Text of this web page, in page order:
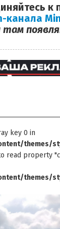
к
канала
там
key 0 in
themes/
read property
themes/